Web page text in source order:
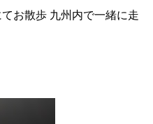
お散歩 九州内で一緒に走